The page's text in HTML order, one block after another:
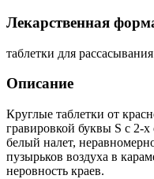
Лекарственная
таблетки для рассасывания
Описание
Круглые таблетки от
гравировкой буквы S с 2-х
белый налет,
пузырьков воздуха в
неровность краев.